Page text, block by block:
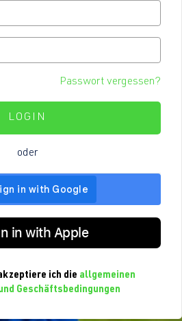
Passwort vergessen?
LOGIN
oder
in with Apple
ich die allgemeinen
Geschäftsbedingungen